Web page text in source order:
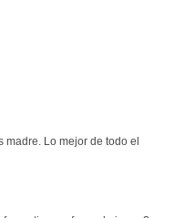
Lo mejor de todo el